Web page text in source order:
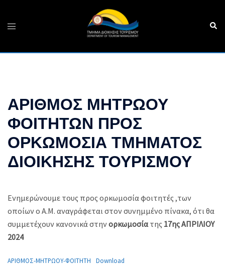
content
Toggle
ΑΡΙΘΜΟΣ ΜΗΤΡΩΟΥ
ΦΟΙΤΗΤΩΝ ΠΡΟΣ
ΟΡΚΩΜΟΣΙΑ ΤΜΗΜΑΤΟΣ
ΔΙΟΙΚΗΣΗΣ ΤΟΥΡΙΣΜΟΥ
Ενημερώνουμε τους προς ορκωμοσία φοιτητές ,των
οποίων ο Α.Μ. αναγράφεται στον συνημμένο πίνακα, ότι θα
συμμετέχουν κανονικά στηνορκωμοσίατης 17ης ΑΠΡΙΛΙΟΥ
2024
ΑΡΙΘΜΟΣ-ΜΗΤΡΩΟΥ-ΦΟΙΤΗΤΗ Download